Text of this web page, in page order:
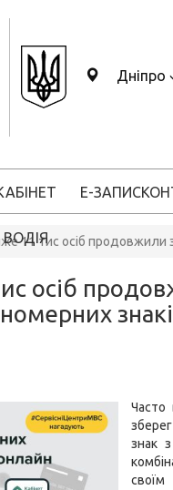
Дніпро
ВОДІЯ
Е-ЗАПИС
11 тис осіб продовжили
осіб
Часто
знак
своїм